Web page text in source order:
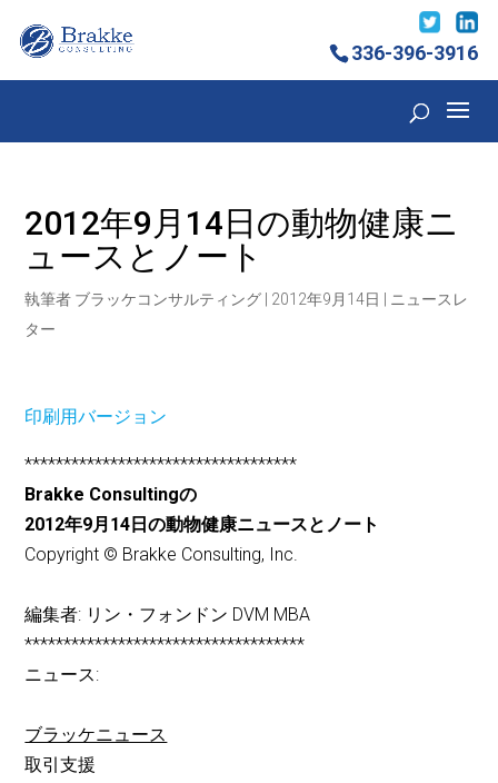
336-396-3916
2012年9月14日の動物健康ニ
ュースとノート
執筆者 ブラッケコンサルティング 2012年9月14日
ニュースレ
ター
印刷用バージョン
***********************************
Brakke Consultingの
2012年9月14日の動物健康ニュースとノート
Copyright © Brakke Consulting, Inc.
編集者: リン・フォンドン DVM MBA
************************************
ニュース:
ブラッケニュース
取引支援